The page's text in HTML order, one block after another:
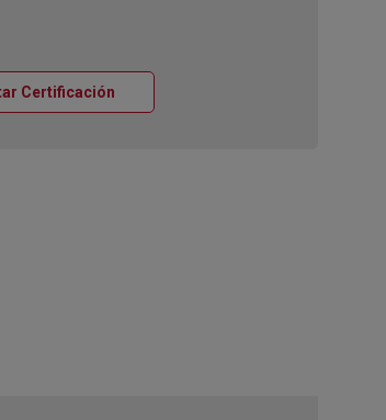
Certificación